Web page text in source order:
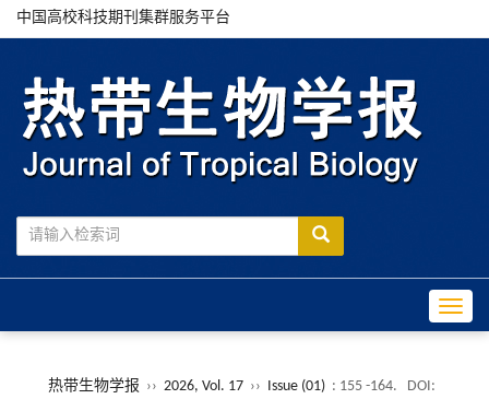
中国高校科技期刊集群服务平台
热带生物学报 ›› 2026, Vol. 17 ›› Issue (01) : 155 -164.
DOI: